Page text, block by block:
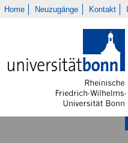
Home Neuzugänge Kontakt